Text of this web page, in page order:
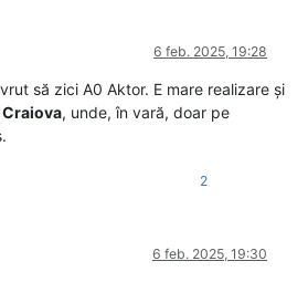
6 feb. 2025, 19:28
să zici A0 Aktor. E mare realizare și
, unde, în vară, doar pe
2
6 feb. 2025, 19:30